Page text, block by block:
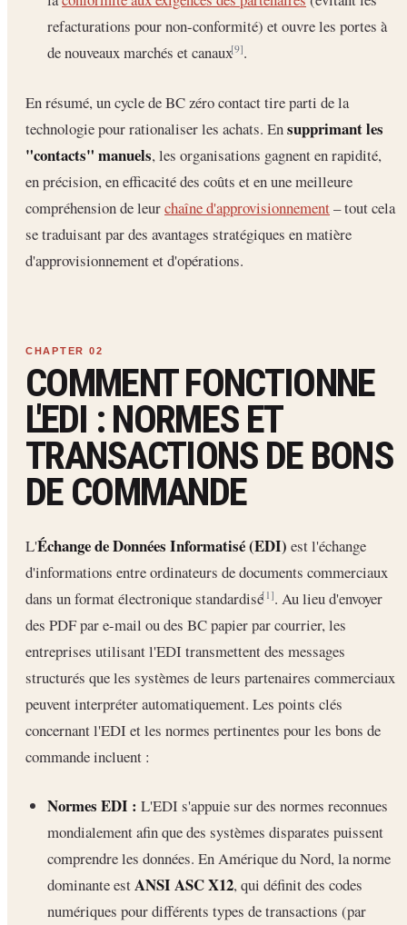
refacturations pour non-conformité) et ouvre les portes à
de nouveaux marchés et canaux[9].
En résumé, un cycle de BC zéro contact tire parti de la
technologie pour rationaliser les achats. Ensupprimant les
"contacts" manuels, les organisations gagnent en rapidité,
en précision, en efficacité des coûts et en une meilleure
compréhension de leurchaîne d'approvisionnement– tout cela
se traduisant par des avantages stratégiques en matière
d'approvisionnement et d'opérations.
COMMENT FONCTIONNE
L'EDI : NORMES ET
TRANSACTIONS DE BONS
DE COMMANDE
L'Échange de Données Informatisé (EDI) est l'échange
d'informations entre ordinateurs de documents commerciaux
dans un format électronique standardisé[1]. Au lieu d'envoyer
des PDF par e-mail ou des BC papier par courrier, les
entreprises utilisant l'EDI transmettent des messages
structurés que les systèmes de leurs partenaires commerciaux
peuvent interpréter automatiquement. Les points clés
concernant l'EDI et les normes pertinentes pour les bons de
commande incluent :
Normes EDI : L'EDI s'appuie sur des normes reconnues
mondialement afin que des systèmes disparates puissent
comprendre les données. En Amérique du Nord, la norme
dominante estANSI ASC X12, qui définit des codes
numériques pour différents types de transactions (par